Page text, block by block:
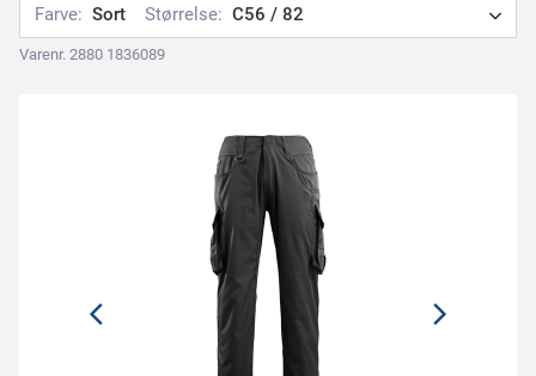
Farve: Sort Størrelse: C56 / 82
Varenr. 2880 1836089